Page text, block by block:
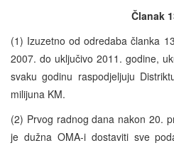
Članak
(1) Izuzetno od odredaba članka
2007. do uključivo 2011. godine,
svaku godinu raspodjeljuju
milijuna KM.
(2) Prvog radnog dana nakon 20.
je dužna OMA-i dostaviti sve